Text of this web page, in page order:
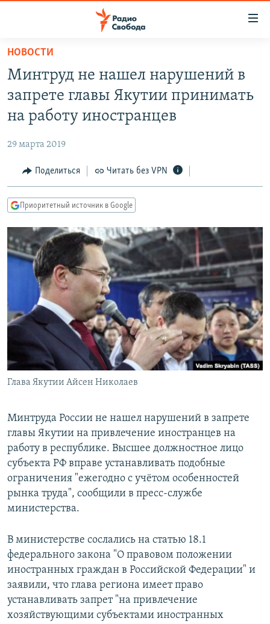
упрощенного
доступа
основному
Вернутся
Вернутся
поиску
ПОДКАСТЫ
АВТОРСКИЕ ПРОЕКТЫ
МНЕНИЯ
КУЛЬТУРА
КАВКАЗ.РЕАЛИИ
СЕВЕР.РЕАЛИИ
СИБИРЬ.РЕАЛИИ
РАСПИСАНИЕ ВЕЩАНИЯ
ПОДПИШИТЕСЬ НА РАССЫЛКУ
СОЦИАЛЬНЫЕ СЕТИ
Все сайты РСЕ/РС
НОВОСТИ
Минтруд не нашел нарушений в
запрете главы Якутии принимать
на работу иностранцев
29 марта 2019
Поделиться Читать без VPN
Приоритетный источник в Google
Глава Якутии Айсен Николаев
Минтруда России не нашел нарушений в запрете
главы Якутии на привлечение иностранцев на
работу в республике. Высшее должностное лицо
субъекта РФ вправе устанавливать подобные
ограничения "ежегодно с учётом особенностей
рынка труда", сообщили в пресс-службе
министерства.
В министерстве сослались на статью 18.1
федерального закона "О правовом положении
иностранных граждан в Российской Федерации" и
заявили, что глава региона имеет право
устанавливать запрет "на привлечение
хозяйствующими субъектами иностранных